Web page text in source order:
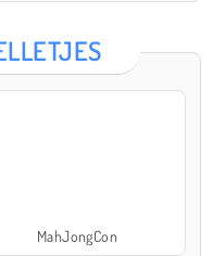
MahJongCon